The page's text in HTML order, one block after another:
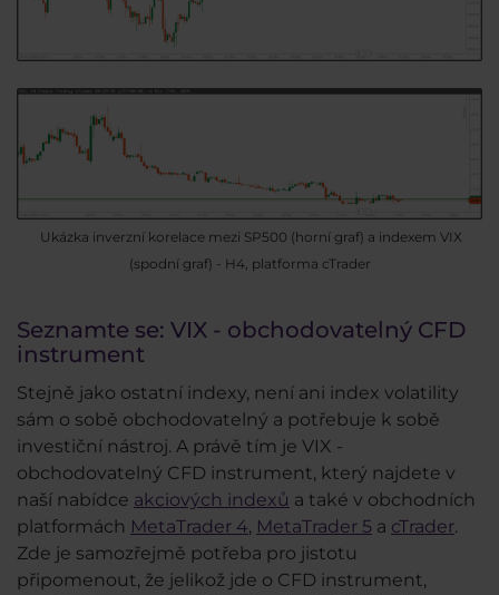
Ukázka inverzní korelace mezi SP500 (horní graf) a indexem VIX
(spodní graf) - H4, platforma cTrader
Seznamte se: VIX - obchodovatelný CFD
instrument
Stejně jako ostatní indexy, není ani index volatility
sám o sobě obchodovatelný a potřebuje k sobě
investiční nástroj. A právě tím je VIX -
obchodovatelný CFD instrument, který najdete v
naší nabídce akciových indexů a také v obchodních
platformách MetaTrader 4, MetaTrader 5 a cTrader.
Zde je samozřejmě potřeba pro jistotu
připomenout, že jelikož jde o CFD instrument,